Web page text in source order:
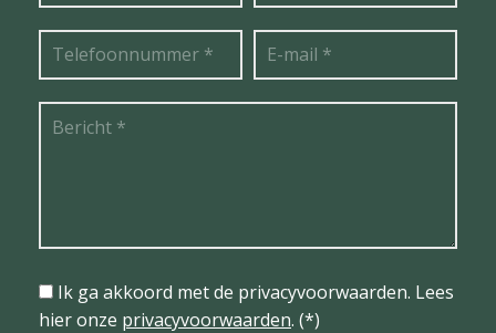
Ik ga akkoord met de privacyvoorwaarden. Lees
hier onze privacyvoorwaarden. (*)